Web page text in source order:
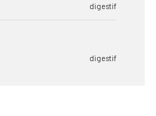
digestif
digestif